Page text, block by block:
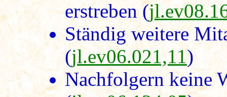
erstreben (
Ständig weitere
(jl.ev06.021,11)
Nachfolgern keine